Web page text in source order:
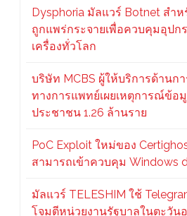
Dysphoria มัลแวร์ Botnet สำ
ถูกแพร่กระจายเพื่อควบคุมอุปก
เครื่องทั่วโลก
บริษัท MCBS ผู้ให้บริการด้านกา
ทางการแพทย์เผยเหตุการณ์ข้อ
ประชาชน 1.26 ล้านราย
PoC Exploit ใหม่ของ
สามารถเข้าควบคุม Windows
มัลแวร์ TELESHIM ใช้
โจมตีหน่วยงานรัฐบาลในตะวัน